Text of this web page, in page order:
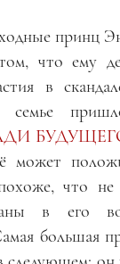
принц
что ему
в
что не
в его
большая